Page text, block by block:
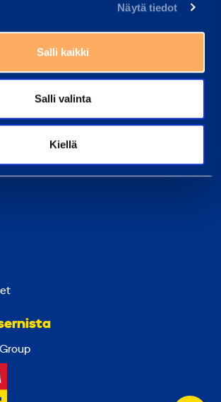
Näytä tiedot
Salli kaikki
Salli valinta
Kiellä
auttavat sinua aina mielellään
kysymykset
vastaukset tavallisimpiin kysymyksiin